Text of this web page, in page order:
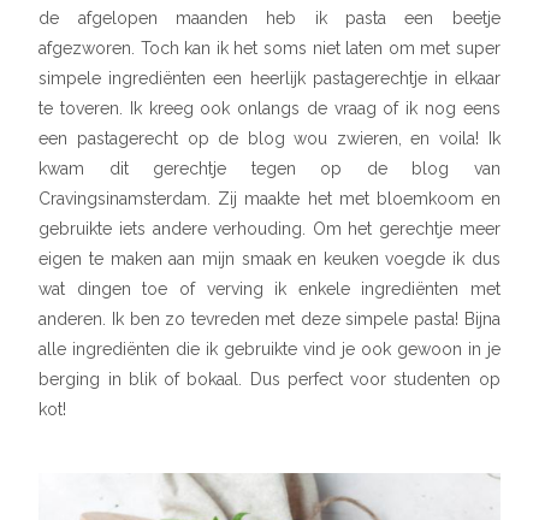
de afgelopen maanden heb ik pasta een beetje
afgezworen. Toch kan ik het soms niet laten om met super
simpele ingrediënten een heerlijk pastagerechtje in elkaar
te toveren. Ik kreeg ook onlangs de vraag of ik nog eens
een pastagerecht op de blog wou zwieren, en voila! Ik
kwam dit gerechtje tegen op de blog van
Cravingsinamsterdam. Zij maakte het met bloemkoom en
gebruikte iets andere verhouding. Om het gerechtje meer
eigen te maken aan mijn smaak en keuken voegde ik dus
wat dingen toe of verving ik enkele ingrediënten met
anderen. Ik ben zo tevreden met deze simpele pasta! Bijna
alle ingrediënten die ik gebruikte vind je ook gewoon in je
berging in blik of bokaal. Dus perfect voor studenten op
kot!